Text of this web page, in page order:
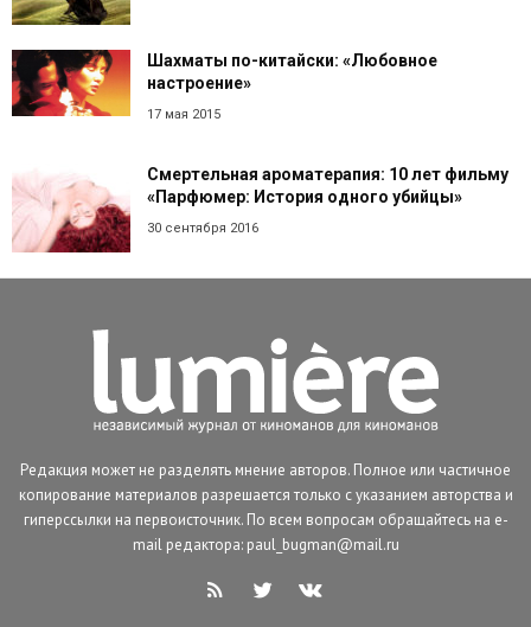
Шахматы по-китайски: «Любовное
настроение»
17 мая 2015
Смертельная ароматерапия: 10 лет фильму
«Парфюмер: История одного убийцы»
30 сентября 2016
Редакция может не разделять мнение авторов. Полное или частичное
копирование материалов разрешается только с указанием авторства и
гиперссылки на первоисточник. По всем вопросам обращайтесь на e-
mail редактора: paul_bugman@mail.ru